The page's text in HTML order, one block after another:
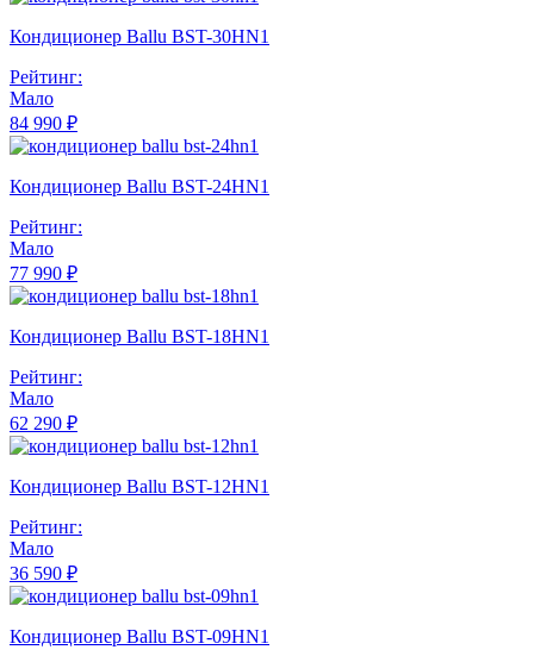
Кондиционер Ballu BST-30HN1
Рейтинг:
Мало
84 990 ₽
Кондиционер Ballu BST-24HN1
Рейтинг:
Мало
77 990 ₽
Кондиционер Ballu BST-18HN1
Рейтинг:
Мало
62 290 ₽
Кондиционер Ballu BST-12HN1
Рейтинг:
Мало
36 590 ₽
Кондиционер Ballu BST-09HN1